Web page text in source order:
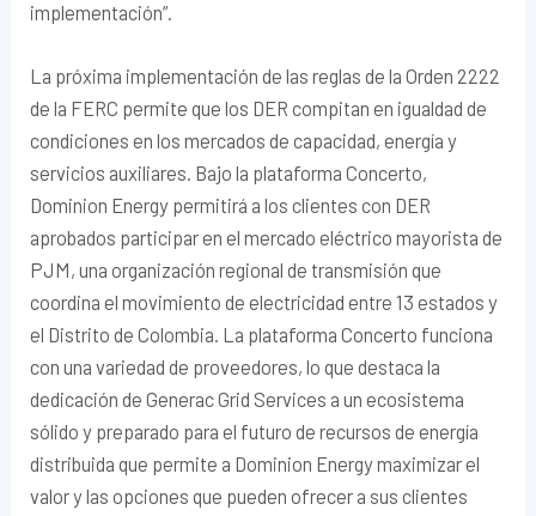
implementación”.
La próxima implementación de las reglas de la Orden 2222
de la FERC permite que los DER compitan en igualdad de
condiciones en los mercados de capacidad, energía y
servicios auxiliares. Bajo la plataforma Concerto,
Dominion Energy permitirá a los clientes con DER
aprobados participar en el mercado eléctrico mayorista de
PJM, una organización regional de transmisión que
coordina el movimiento de electricidad entre 13 estados y
el Distrito de Colombia. La plataforma Concerto funciona
con una variedad de proveedores, lo que destaca la
dedicación de Generac Grid Services a un ecosistema
sólido y preparado para el futuro de recursos de energía
distribuida que permite a Dominion Energy maximizar el
valor y las opciones que pueden ofrecer a sus clientes